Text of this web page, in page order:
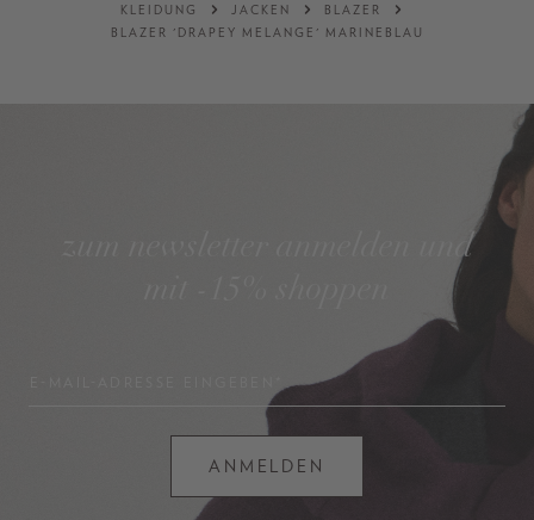
KLEIDUNG JACKEN
BLAZER
BLAZER 'DRAPEY MELANGE' MARINEBLAU
zum newsletter anmelden und
ANMELDEN